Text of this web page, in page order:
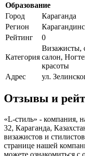
Образование
Город
Караганда
Регион
Рейтинг
0
Категория
Визажисты,
салон,
красоты
Адрес
ул.
Отзывы и
«L-стиль» - компания,
32, Караганда,
визажистов и
странице нашей